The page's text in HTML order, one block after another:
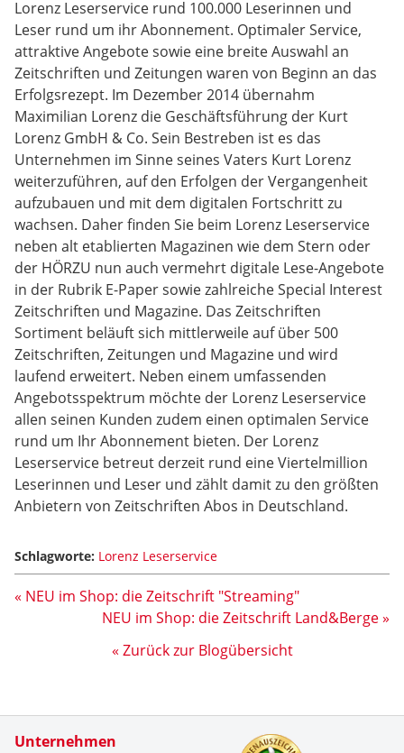
Lorenz Leserservice rund 100.000 Leserinnen und
Leser rund um ihr Abonnement. Optimaler Service,
attraktive Angebote sowie eine breite Auswahl an
Zeitschriften und Zeitungen waren von Beginn an das
Erfolgsrezept. Im Dezember 2014 übernahm
Maximilian Lorenz die Geschäftsführung der Kurt
Lorenz GmbH & Co. Sein Bestreben ist es das
Unternehmen im Sinne seines Vaters Kurt Lorenz
weiterzuführen, auf den Erfolgen der Vergangenheit
aufzubauen und mit dem digitalen Fortschritt zu
wachsen. Daher finden Sie beim Lorenz Leserservice
neben alt etablierten Magazinen wie dem Stern oder
der HÖRZU nun auch vermehrt digitale Lese-Angebote
in der Rubrik E-Paper sowie zahlreiche Special Interest
Zeitschriften und Magazine. Das Zeitschriften
Sortiment beläuft sich mittlerweile auf über 500
Zeitschriften, Zeitungen und Magazine und wird
laufend erweitert. Neben einem umfassenden
Angebotsspektrum möchte der Lorenz Leserservice
allen seinen Kunden zudem einen optimalen Service
rund um Ihr Abonnement bieten. Der Lorenz
Leserservice betreut derzeit rund eine Viertelmillion
Leserinnen und Leser und zählt damit zu den größten
Anbietern von Zeitschriften Abos in Deutschland.
Schlagworte: Lorenz Leserservice
« NEU im Shop: die Zeitschrift "Streaming"
NEU im Shop: die Zeitschrift Land&Berge »
« Zurück zur Blogübersicht
Unternehmen
Zertifikate